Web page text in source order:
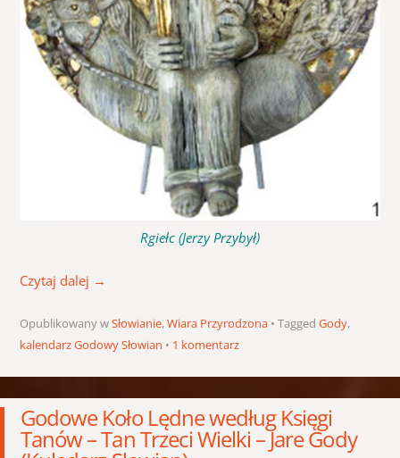
Rgiełc (Jerzy Przybył)
Czytaj dalej →
Opublikowany wSłowianie,Wiara Przyrodzona Tagged Gody,
kalendarz Godowy Słowian
1 komentarz
Godowe Koło Lędne według Księgi
Tanów – Tan Trzeci Wielki – Jare Gody